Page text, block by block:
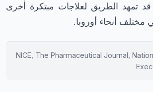
تمهد الطريق لعلاجات مبتكرة أخرى
مختلف أنحاء أوروبا.
NICE, The Pharmaceutical Journal,